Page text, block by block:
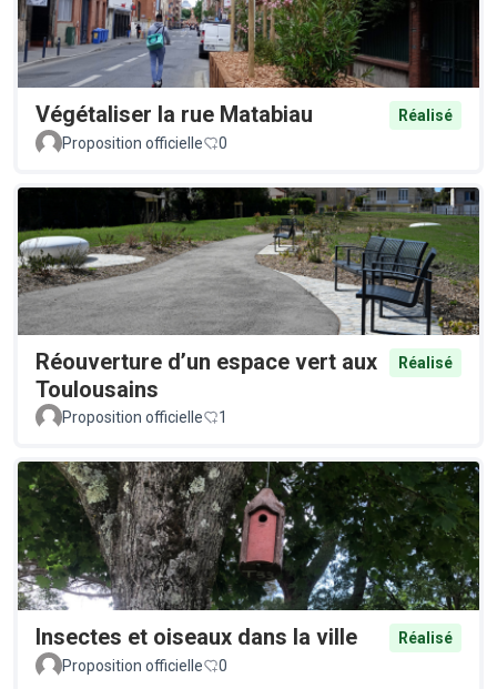
Végétaliser la rue Matabiau
Réalisé
Proposition officielle
0
Réouverture d’un espace vert aux
Toulousains
Réalisé
Proposition officielle 1
Insectes et oiseaux dans la ville
Réalisé
Proposition officielle
0